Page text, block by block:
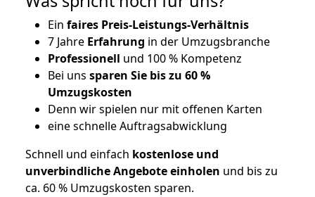
Ein faires Preis-Leistungs-Verhältnis
7 Jahre Erfahrung in der Umzugsbranche
Professionell und 100 % Kompetenz
Bei uns sparen Sie bis zu 60 %
Umzugskosten
Denn wir spielen nur mit offenen Karten
eine schnelle Auftragsabwicklung
Schnell und einfach kostenlose und
unverbindliche Angebote einholen und bis zu
ca. 60 % Umzugskosten sparen.